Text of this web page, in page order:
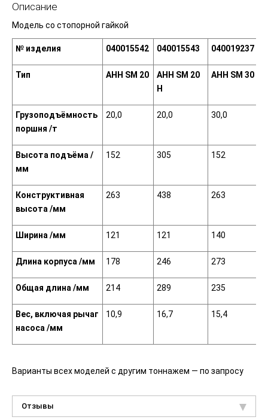
Описание
Модель со стопорной гайкой
№ изделия 040015542 040015543 040019237
Тип АНН SM 20 АНН SM 20
Н
АНН SM 30
Грузоподъёмность
поршня /т
20,0 20,0 30,0
Высота подъёма /
мм
152 305 152
Конструктивная
высота /мм
263 438 263
Ширина /мм 121 121 140
Длина корпуса /мм 178 246 273
Общая длина /мм 214 289 235
Вес, включая рычаг
насоса /мм
10,9 16,7 15,4
Варианты всех моделей с другим тоннажем — по запросу
Отзывы